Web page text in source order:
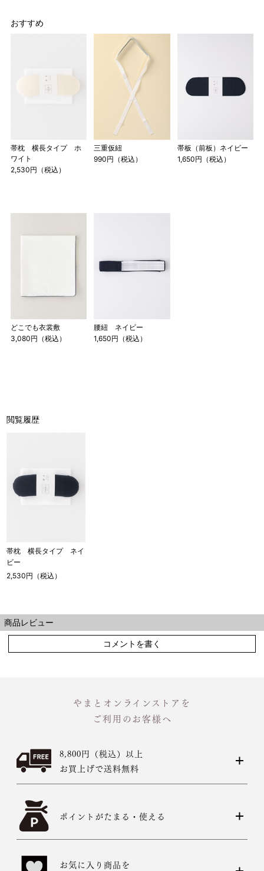
おすすめ
帯枕 横長タイプ ホ
ワイト
2,530円（税込）
三重仮紐
990円（税込）
帯板（前板）ネイビー
1,650円（税込）
どこでも衣裳敷
3,080円（税込）
腰紐 ネイビー
1,650円（税込）
閲覧履歴
帯枕 横長タイプ ネイ
ビー
2,530円（税込）
商品レビュー
コメントを書く
やまとオンラインストアを
ご利用のお客様へ
8,800円（税込）以上
お買上げで送料無料
ポイントがたまる・使える
お気に入り商品を